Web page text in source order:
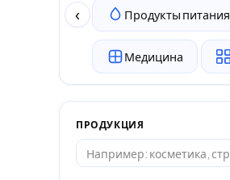
‹ Продукты питания
Медицина
ПРОДУКЦИЯ